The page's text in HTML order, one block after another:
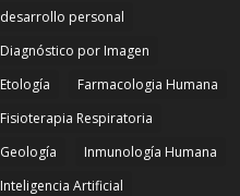
desarrollo personal
Diagnóstico por Imagen
Etología
Farmacologia Humana
Fisioterapia Respiratoria
Geología
Inmunología Humana
Inteligencia Artificial